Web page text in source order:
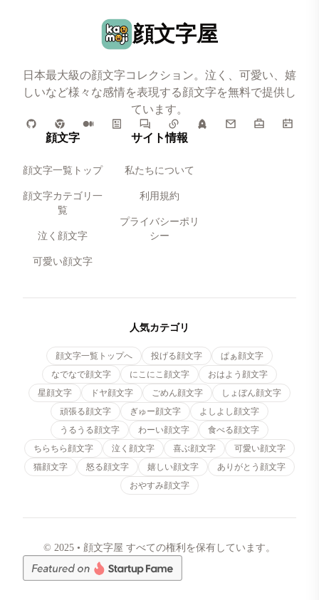
顔文字屋
日本最大級の顔文字コレクション。泣く、可愛い、嬉
しいなど様々な感情を表現する顔文字を無料で提供し
ています。
顔文字
顔文字一覧トップ
顔文字カテゴリ一
覧
泣く顔文字
可愛い顔文字
サイト情報
私たちについて
利用規約
プライバシーポリ
シー
人気カテゴリ
顔文字一覧トップへ 投げる顔文字
ぱぁ顔文字
なでなで顔文字
にこにこ顔文字
おはよう顔文字
星顔文字
ドヤ顔文字 ごめん顔文字
しょぼん顔文字
頑張る顔文字
ぎゅー顔文字
よしよし顔文字
うるうる顔文字
わーい顔文字
食べる顔文字
ちらちら顔文字
泣く顔文字 喜ぶ顔文字
可愛い顔文字
猫顔文字
怒る顔文字 嬉しい顔文字
ありがとう顔文字
おやすみ顔文字
© 2025 • 顔文字屋 すべての権利を保有しています。